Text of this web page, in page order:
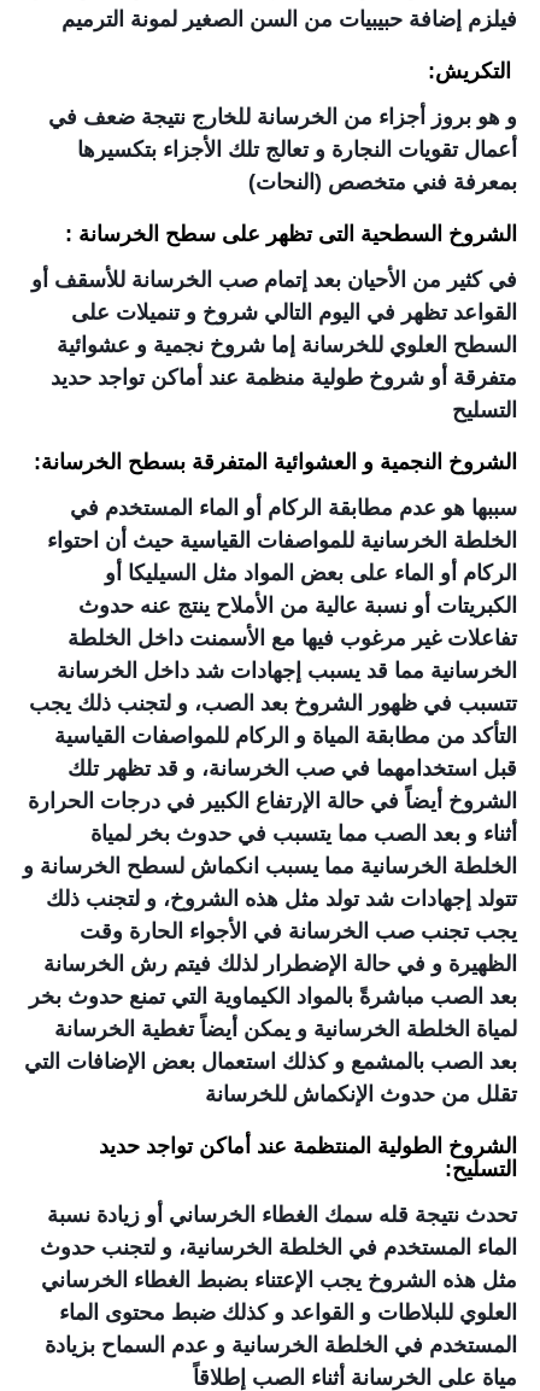
فيلزم إضافة حبيبيات من السن الصغير لمونة الترميم
التكريش:
و هو بروز أجزاء من الخرسانة للخارج نتيجة ضعف في
أعمال تقويات النجارة و تعالج تلك الأجزاء بتكسيرها
بمعرفة فني متخصص (النحات)
الشروخ السطحية التى تظهر على سطح الخرسانة :
في كثير من الأحيان بعد إتمام صب الخرسانة للأسقف أو
القواعد تظهر في اليوم التالي شروخ و تنميلات على
السطح العلوي للخرسانة إما شروخ نجمية و عشوائية
متفرقة أو شروخ طولية منظمة عند أماكن تواجد حديد
التسليح
الشروخ النجمية و العشوائية المتفرقة بسطح الخرسانة:
سببها هو عدم مطابقة الركام أو الماء المستخدم في
الخلطة الخرسانية للمواصفات القياسية حيث أن احتواء
الركام أو الماء على بعض المواد مثل السيليكا أو
الكبريتات أو نسبة عالية من الأملاح ينتج عنه حدوث
تفاعلات غير مرغوب فيها مع الأسمنت داخل الخلطة
الخرسانية مما قد يسبب إجهادات شد داخل الخرسانة
تتسبب في ظهور الشروخ بعد الصب، و لتجنب ذلك يجب
التأكد من مطابقة المياة و الركام للمواصفات القياسية
قبل استخدامهما في صب الخرسانة، و قد تظهر تلك
الشروخ أيضاً في حالة الإرتفاع الكبير في درجات الحرارة
أثناء و بعد الصب مما يتسبب في حدوث بخر لمياة
الخلطة الخرسانية مما يسبب انكماش لسطح الخرسانة و
تتولد إجهادات شد تولد مثل هذه الشروخ، و لتجنب ذلك
يجب تجنب صب الخرسانة في الأجواء الحارة وقت
الظهيرة و في حالة الإضطرار لذلك فيتم رش الخرسانة
بعد الصب مباشرةً بالمواد الكيماوية التي تمنع حدوث بخر
لمياة الخلطة الخرسانية و يمكن أيضاً تغطية الخرسانة
بعد الصب بالمشمع و كذلك استعمال بعض الإضافات التي
تقلل من حدوث الإنكماش للخرسانة
الشروخ الطولية المنتظمة عند أماكن تواجد حديد
التسليح:
تحدث نتيجة قله سمك الغطاء الخرساني أو زيادة نسبة
الماء المستخدم في الخلطة الخرسانية، و لتجنب حدوث
مثل هذه الشروخ يجب الإعتناء بضبط الغطاء الخرساني
العلوي للبلاطات و القواعد و كذلك ضبط محتوى الماء
المستخدم في الخلطة الخرسانية و عدم السماح بزيادة
مياة على الخرسانة أثناء الصب إطلاقاً